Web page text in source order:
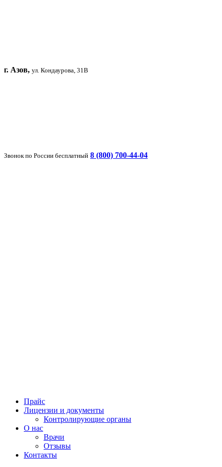
г. Азов, ул. Кондаурова, 31В
Звонок по России бесплатный 8 (800) 700-44-04
Прайс
Лицензии и документы
Контролирующие органы
О нас
Врачи
Отзывы
Контакты